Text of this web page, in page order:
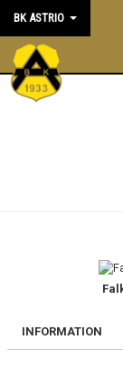
BK ASTRIO
HEM
BLI MEDLEM
INFORMATION